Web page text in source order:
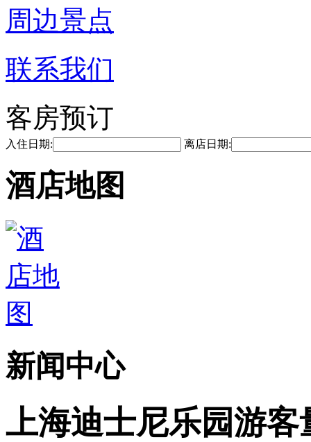
周边景点
联系我们
客房预订
入住日期: 离店日期:
酒店地图
新闻中心
上海迪士尼乐园游